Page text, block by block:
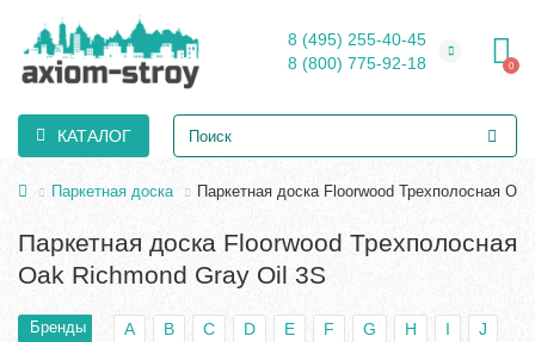
8 (495) 255-40-45
8 (800) 775-92-18
0
КАТАЛОГ
Паркетная доска Паркетная доска Floorwood Трехполосная
Паркетная доска Floorwood Трехполосная
Oak Richmond Gray Oil 3S
Бренды A B C D E F G H I J